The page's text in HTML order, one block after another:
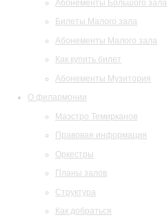
Абонементы Большого зала
Билеты Малого зала
Абонементы Малого зала
Как купить билет
Абонементы Музитория
О филармонии
Маэстро Темирканов
Правовая информация
Оркестры
Планы залов
Структура
Как добраться